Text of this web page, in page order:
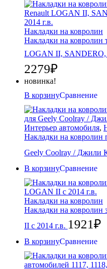
Накладки на ковролин
Накладки на ковролин
LOGAN II, SANDERO,
2279₽
новинка!
В корзинуСравнение
Интерьер автомобиля,
Накладки на ковролин
Geely Coolray / Джили
В корзинуСравнение
Накладки на ковролин
Накладки на ковролин
II с 2014 г.в. 1921₽
В корзинуСравнение